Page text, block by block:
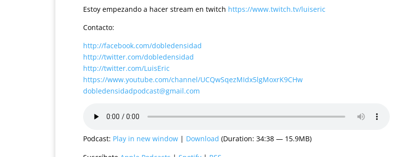
Estoy empezando a hacer stream en twitch https://www.twitch.tv/luiseric
Contacto:
http://facebook.com/dobledensidad
http://twitter.com/dobledensidad
http://twitter.com/LuisEric
https://www.youtube.com/channel/UCQwSqezMIdx5lgMoxrK9CHw
dobledensidadpodcast@gmail.com
Podcast: Play in new window | Download (Duration: 34:38 — 15.9MB)